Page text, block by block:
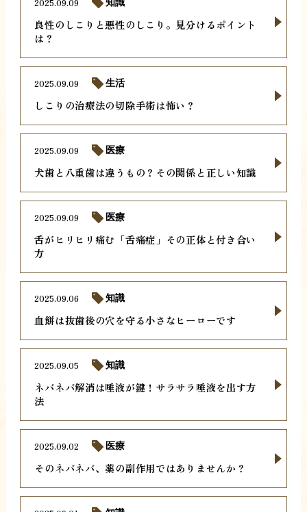
良性のしこりと悪性のしこり。見分けるポイント
は？
2025.09.09 知識
しこりの治療法の切除手術は怖い？
2025.09.09 生活
犬歯と八重歯は違うもの？その関係と正しい知識
2025.09.09 医療
舌がヒリヒリ痛む「舌痛症」その正体と付き合い
方
2025.09.09 医療
血餅は抜歯後の穴を守る小さなヒーローです
2025.09.06 知識
ネバネバ解消は唾液が鍵！サラサラ唾液を出す方
法
2025.09.05 知識
そのネバネバ、薬の副作用ではありませんか？
2025.09.02 医療